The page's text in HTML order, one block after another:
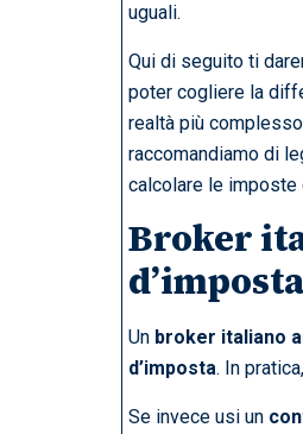
uguali.
Qui di seguito ti
poter cogliere la
realtà più
raccomandiamo di
calcolare le imposte
Broker
Un broker italiano
d’imposta. In
Se invece usi un